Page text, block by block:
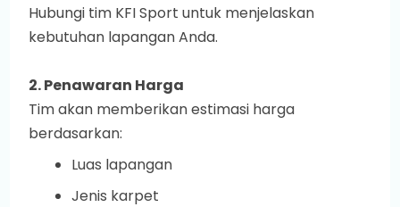
Hubungi tim KFI Sport untuk menjelaskan
kebutuhan lapangan Anda.
2. Penawaran Harga
Tim akan memberikan estimasi harga
berdasarkan:
Luas lapangan
Jenis karpet